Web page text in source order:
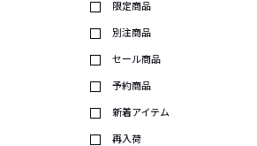
限定商品
別注商品
セール商品
予約商品
新着アイテム
再入荷